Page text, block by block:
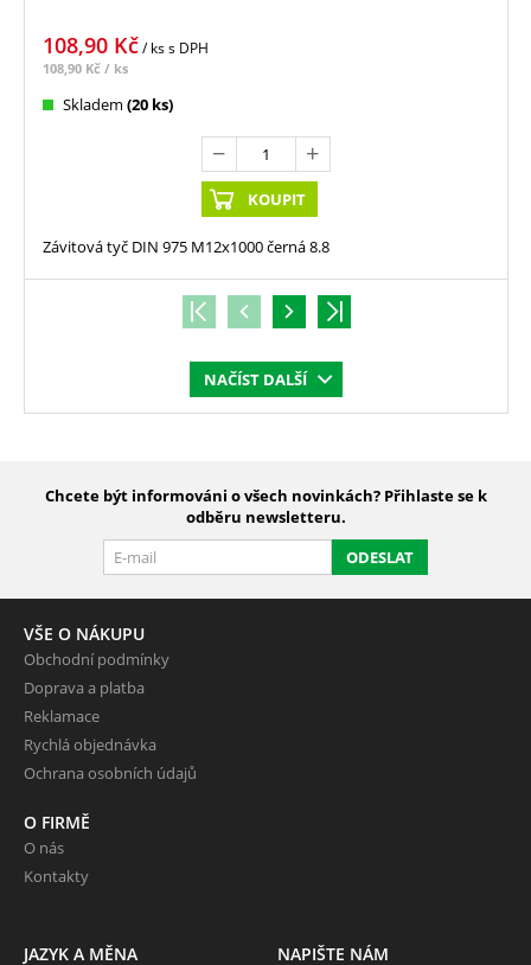
108,90 Kč/ kss DPH
108,90 Kč / ks
Skladem (20 ks)
KOUPIT
Závitová tyč DIN 975 M12x1000 černá 8.8
NAČÍST DALŠÍ
Chcete být informováni o všech novinkách? Přihlaste se k
odběru newsletteru.
ODESLAT
VŠE O NÁKUPU
Obchodní podmínky
Doprava a platba
Reklamace
Rychlá objednávka
Ochrana osobních údajů
O FIRMĚ
O nás
Kontakty
JAZYK A MĚNA NAPIŠTE NÁM